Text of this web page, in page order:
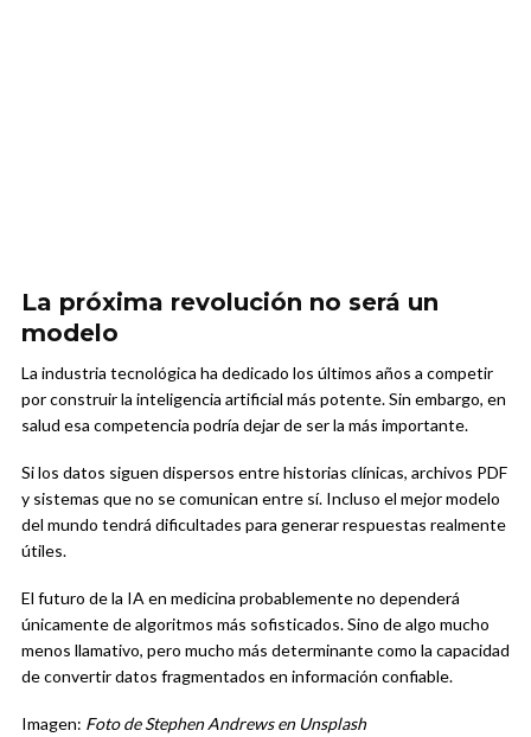
La próxima revolución no será un
modelo
La industria tecnológica ha dedicado los últimos años a competir
por construir la inteligencia artificial más potente. Sin embargo, en
salud esa competencia podría dejar de ser la más importante.
Si los datos siguen dispersos entre historias clínicas, archivos PDF
y sistemas que no se comunican entre sí. Incluso el mejor modelo
del mundo tendrá dificultades para generar respuestas realmente
útiles.
El futuro de la IA en medicina probablemente no dependerá
únicamente de algoritmos más sofisticados. Sino de algo mucho
menos llamativo, pero mucho más determinante como la capacidad
de convertir datos fragmentados en información confiable.
Imagen: Foto de Stephen Andrews en Unsplash